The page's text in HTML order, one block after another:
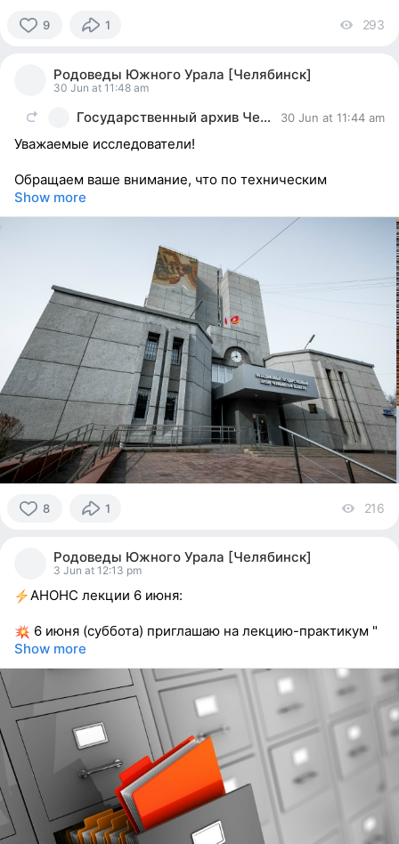
9 1 293
Родоведы Южного Урала [Челябинск]
30 Jun at 11:48 am
Государственный архив Челябинской области 30 Jun at 11:44 am
Уважаемые исследователи!
Обращаем ваше внимание, что по техническим
Show more
8 1 216
Родоведы Южного Урала [Челябинск]
3 Jun at 12:13 pm
АНОНС лекции 6 июня:
6 июня (суббота) приглашаю на лекцию-практикум "
Show more